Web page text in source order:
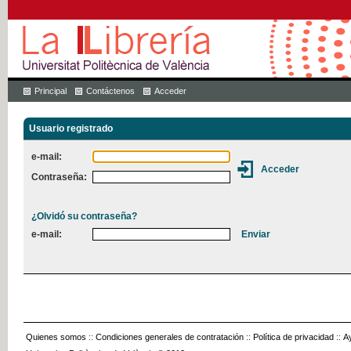
Principal Contáctenos Acceder
Usuario registrado
e-mail:
Contraseña:
¿Olvidó su contraseña?
e-mail:
Quienes somos :: Condiciones generales de contratación :: Política de privacidad ::